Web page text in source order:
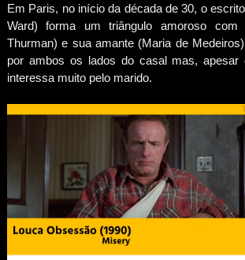
Em Paris, no início da década de 30, o
Ward) forma um triângulo amoroso
Thurman) e sua amante (Maria de
por ambos os lados do casal mas, apesar
interessa muito pelo marido.